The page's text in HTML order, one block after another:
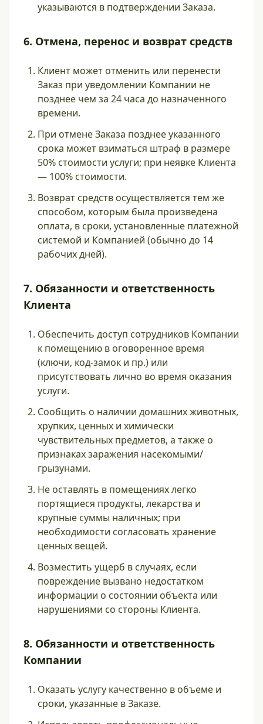
указываются в подтверждении Заказа.
6. Отмена, перенос и возврат средств
Клиент может отменить или перенести
Заказ при уведомлении Компании не
позднее чем за 24 часа до назначенного
времени.
При отмене Заказа позднее указанного
срока может взиматься штраф в размере
50% стоимости услуги; при неявке Клиента
— 100% стоимости.
Возврат средств осуществляется тем же
способом, которым была произведена
оплата, в сроки, установленные платежной
системой и Компанией (обычно до 14
рабочих дней).
7. Обязанности и ответственность
Клиента
Обеспечить доступ сотрудников Компании
к помещению в оговоренное время
(ключи, код-замок и пр.) или
присутствовать лично во время оказания
услуги.
Сообщить о наличии домашних животных,
хрупких, ценных и химически
чувствительных предметов, а также о
признаках заражения насекомыми/
грызунами.
Не оставлять в помещениях легко
портящиеся продукты, лекарства и
крупные суммы наличных; при
необходимости согласовать хранение
ценных вещей.
Возместить ущерб в случаях, если
повреждение вызвано недостатком
информации о состоянии объекта или
нарушениями со стороны Клиента.
8. Обязанности и ответственность
Компании
Оказать услугу качественно в объеме и
сроки, указанные в Заказе.